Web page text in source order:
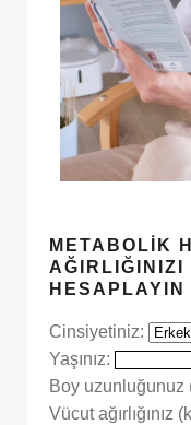
METABOLIK
AĞIRLIĞINIZI
HESAPLAYIN
Cinsiyetiniz:
Yaşınız:
Boy uzunluğunuz
Vücut ağırlığınız